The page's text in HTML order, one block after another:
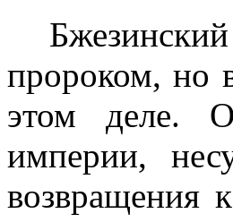
пророком, но
этом деле.
империи,
возвращения